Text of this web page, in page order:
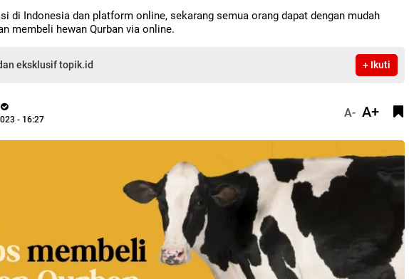
di Indonesia dan platform online, sekarang semua orang dapat dengan mudah
membeli hewan Qurban via online.
eksklusif topik.id + Ikuti
- 16:27
A- A+